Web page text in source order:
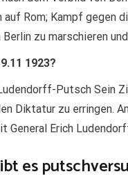
auf Rom; Kampf gegen
Berlin zu marschieren
1923?
Putsch Sein
Diktatur zu erringen.
General Erich
es